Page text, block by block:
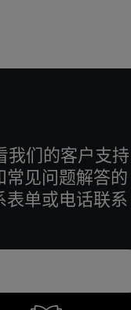
我们的客户支持
常见问题解答的
单或电话联系